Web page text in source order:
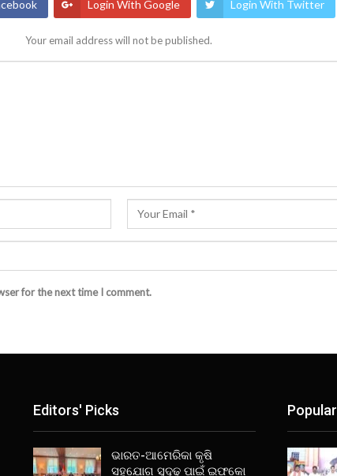
Login With Google Login With Twitter
Your email address will not be published.
for the next time I comment.
Editors' Picks
ଭାରତ-ଆମେରିକା କୃଷି
ସହଯୋଗ ସୁଦୃଢ ପାଇଁ ଇଫକୋ